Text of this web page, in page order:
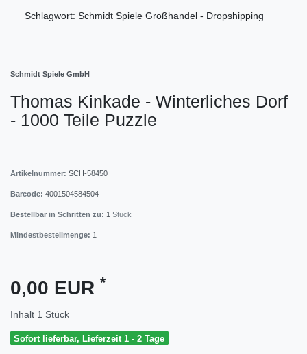
Schlagwort: Schmidt Spiele Großhandel - Dropshipping
Schmidt Spiele GmbH
Thomas Kinkade - Winterliches Dorf
- 1000 Teile Puzzle
Artikelnummer: SCH-58450
Barcode: 4001504584504
Bestellbar in Schritten zu: 1 Stück
Mindestbestellmenge: 1
0,00 EUR *
Inhalt 1 Stück
Sofort lieferbar, Lieferzeit 1 - 2 Tage